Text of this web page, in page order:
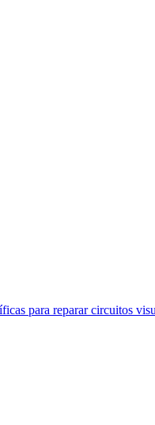
para reparar circuitos